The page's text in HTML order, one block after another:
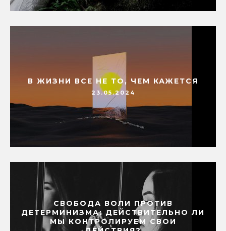
В ЖИЗНИ ВСЕ НЕ ТО, ЧЕМ КАЖЕТСЯ
23.05.2024
СВОБОДА ВОЛИ ПРОТИВ
ДЕТЕРМИНИЗМА: ДЕЙСТВИТЕЛЬНО ЛИ
МЫ КОНТРОЛИРУЕМ СВОИ